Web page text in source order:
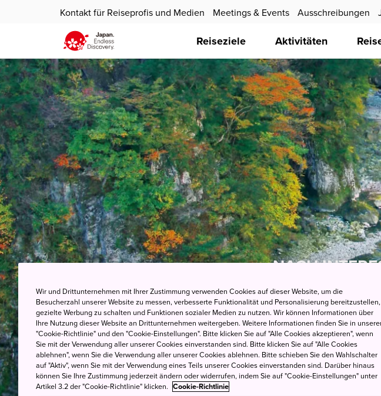
Kontakt für Reiseprofis und Medien Meetings & Events Ausschreibungen
Reiseziele Aktivitäten
NACH
Wir und Drittunternehmen mit Ihrer Zustimmung verwenden Cookies auf dieser Website, um die
Besucherzahl unserer Website zu messen, verbesserte Funktionalität und Personalisierung bereitzustellen,
gezielte Werbung zu schalten und Funktionen sozialer Medien zu nutzen. Wir können Informationen über
Ihre Nutzung dieser Website an Drittunternehmen weitergeben. Weitere Informationen finden Sie in
"Cookie-Richtlinie" und den "Cookie-Einstellungen". Bitte klicken Sie auf "Alle Cookies akzeptieren", wenn
Sie mit der Verwendung aller unserer Cookies einverstanden sind. Bitte klicken Sie auf "Alle Cookies
ablehnen", wenn Sie die Verwendung aller unserer Cookies ablehnen. Bitte schieben Sie den Wahlschalter
auf "Aktiv", wenn Sie mit der Verwendung eines Teils unserer Cookies einverstanden sind. Darüber hinaus
können Sie Ihre Zustimmung jederzeit ändern oder widerrufen, indem Sie auf "Cookie-Einstellungen" unter
Artikel 3.2 der "Cookie-Richtlinie" klicken. Cookie-Richtlinie